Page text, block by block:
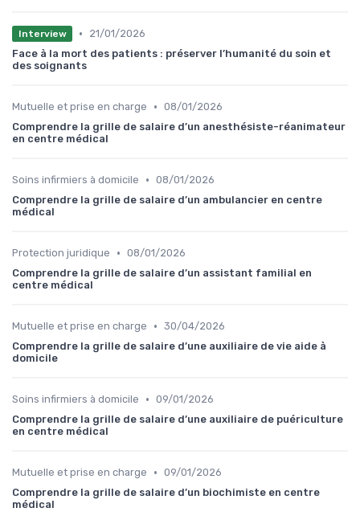
Interview •
21/01/2026
Face à la mort des patients : préserver l’humanité du soin et
des soignants
Mutuelle et prise en charge • 08/01/2026
Comprendre la grille de salaire d’un anesthésiste-réanimateur
en centre médical
Soins infirmiers à domicile • 08/01/2026
Comprendre la grille de salaire d’un ambulancier en centre
médical
Protection juridique • 08/01/2026
Comprendre la grille de salaire d’un assistant familial en
centre médical
Mutuelle et prise en charge • 30/04/2026
Comprendre la grille de salaire d’une auxiliaire de vie aide à
domicile
Soins infirmiers à domicile • 09/01/2026
Comprendre la grille de salaire d’une auxiliaire de puériculture
en centre médical
Mutuelle et prise en charge • 09/01/2026
Comprendre la grille de salaire d’un biochimiste en centre
médical